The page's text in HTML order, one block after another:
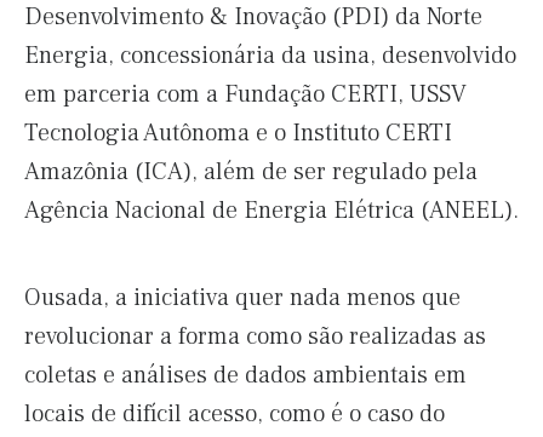
Desenvolvimento & Inovação (PDI) da Norte
Energia, concessionária da usina, desenvolvido
em parceria com a Fundação CERTI, USSV
Tecnologia Autônoma e o Instituto CERTI
Amazônia (ICA), além de ser regulado pela
Agência Nacional de Energia Elétrica (ANEEL).
Ousada, a iniciativa quer nada menos que
revolucionar a forma como são realizadas as
coletas e análises de dados ambientais em
locais de difícil acesso, como é o caso do